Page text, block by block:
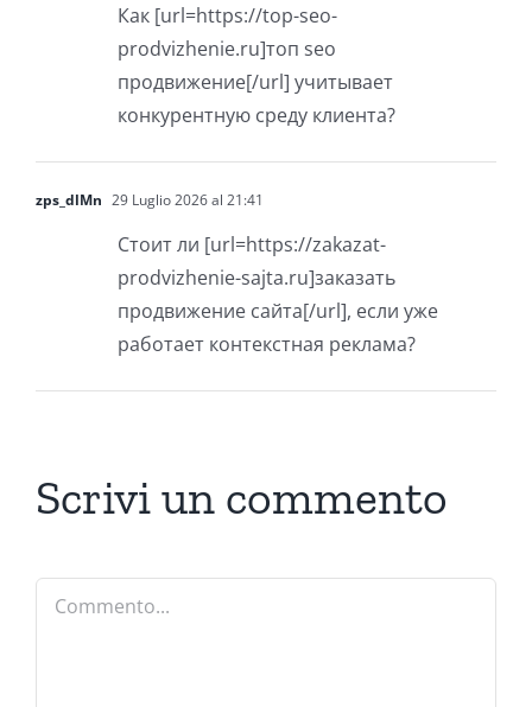
Как [url=https://top-seo-
prodvizhenie.ru]топ seo
продвижение[/url] учитывает
конкурентную среду клиента?
zps_dlMn 29 Luglio 2026 al 21:41
Стоит ли [url=https://zakazat-
prodvizhenie-sajta.ru]заказать
продвижение сайта[/url], если уже
работает контекстная реклама?
Scrivi un commento
Commento